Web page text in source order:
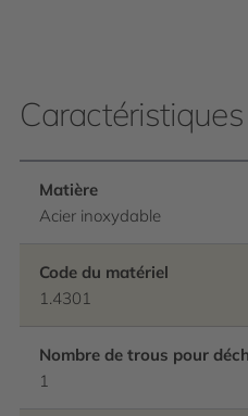
Matière
Acier inoxydable
Code du matériel
1.4301
Nombre de trous pour
1